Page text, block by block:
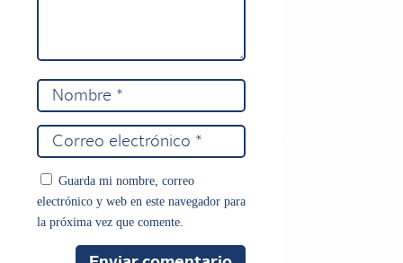
Guarda mi nombre, correo
electrónico y web en este navegador para
la próxima vez que comente.